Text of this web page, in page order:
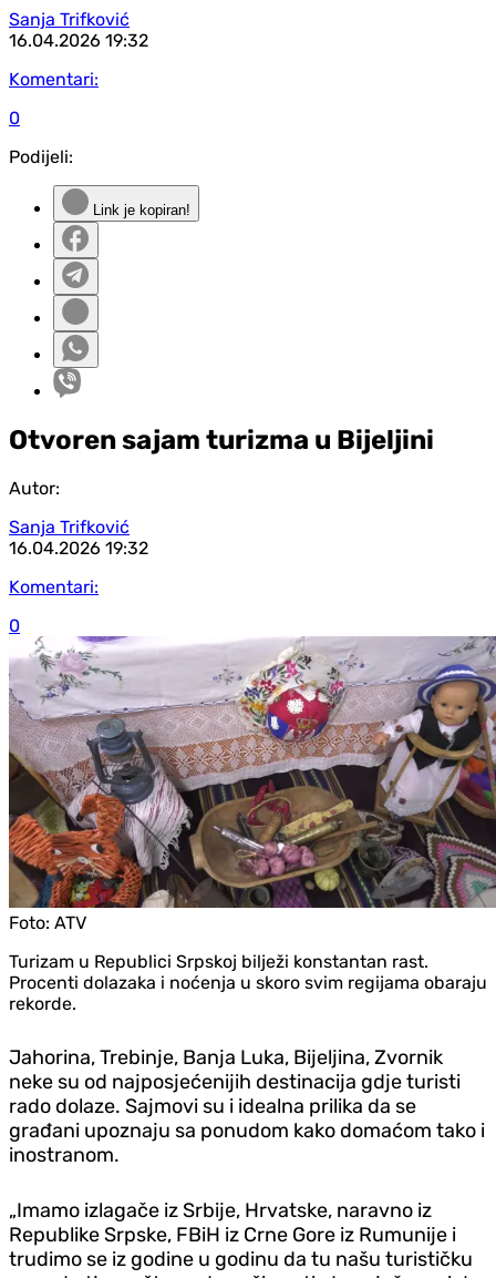
Sanja Trifković
16.04.2026 19:32
Komentari:
0
Podijeli:
Link je kopiran!
Otvoren sajam turizma u Bijeljini
Autor:
Sanja Trifković
16.04.2026 19:32
Komentari:
0
Foto: ATV
Turizam u Republici Srpskoj bilježi konstantan rast.
Procenti dolazaka i noćenja u skoro svim regijama obaraju
rekorde.
Jahorina, Trebinje, Banja Luka, Bijeljina, Zvornik
neke su od najposjećenijih destinacija gdje turisti
rado dolaze. Sajmovi su i idealna prilika da se
građani upoznaju sa ponudom kako domaćom tako i
inostranom.
„Imamo izlagače iz Srbije, Hrvatske, naravno iz
Republike Srpske, FBiH iz Crne Gore iz Rumunije i
trudimo se iz godine u godinu da tu našu turističku